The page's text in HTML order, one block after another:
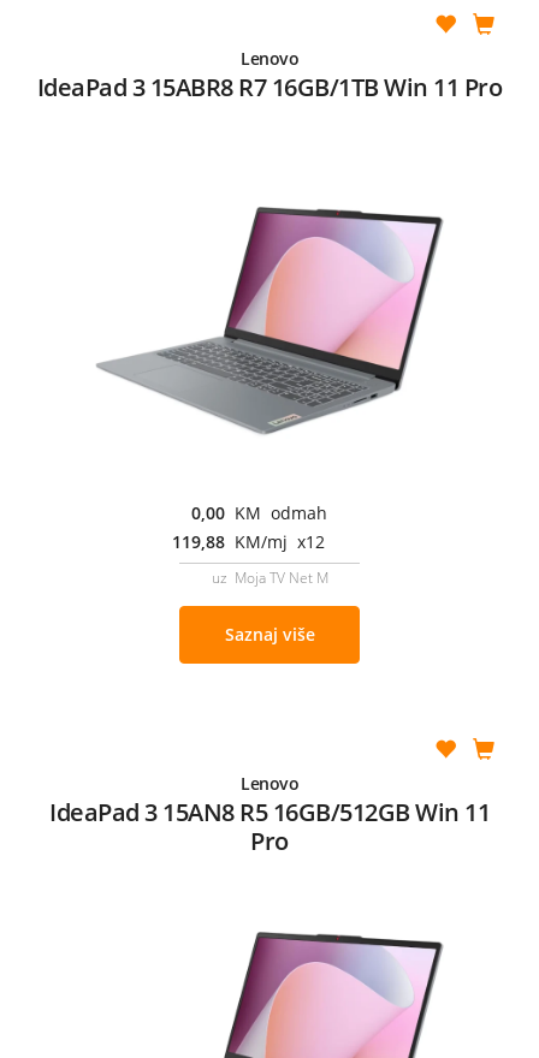
Lenovo
IdeaPad 3 15ABR8 R7 16GB/1TB Win 11 Pro
0,00 KM odmah
119,88 KM/mj x12
uz Moja TV Net M
Saznaj više
Lenovo
IdeaPad 3 15AN8 R5 16GB/512GB Win 11
Pro